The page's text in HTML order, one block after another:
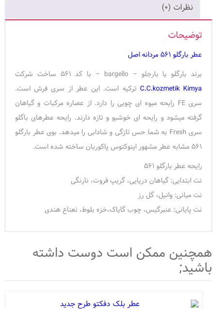
نظرات (۰)
توضیحات
عطر بارگلو ۵۶۱ مردانه اصل
برند بارگلو یا بارجلو – bargello – با کد ۵۶۱ ساخت شرکت
C.C.kozmetik Kimya ترکیه است. این عطر از سری فرش است.
سری FE رایحه میوه ای چوبی را دارد. از عصاره مرکبات و گیاهان
گرفته میشود و رایحه ای خوشبو و تازه دارند. رایحه عطرهای باگلو
سری Fresh به شما حس تازگی و شادابی را میدهد. بوی عطر بارگلو
۵۶۱ مشابه عطر مشهور اینوکتوس پاکوربان ساخته شده است.
رایحه عطر بارگلو ۵۶۱
نت ابتدایی: گیاهان دریایی، گریپ فروت، نارنگی
نت میانی: وانیل، گل رز
نت پایانی: عنبرگیس، چوب گایاک،خزه بلوط، نعناع هندی
همچنین ممکن است دوست داشته
باشید;